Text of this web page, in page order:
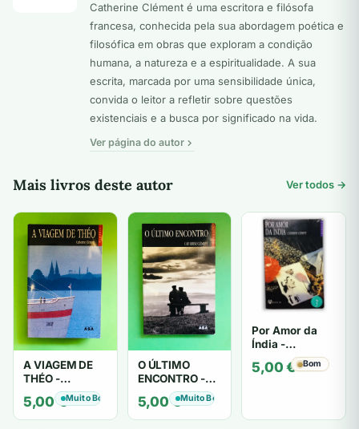
Catherine Clément é uma escritora e filósofa
francesa, conhecida pela sua abordagem poética e
filosófica em obras que exploram a condição
humana, a natureza e a espiritualidade. A sua
escrita, marcada por uma sensibilidade única,
convida o leitor a refletir sobre questões
existenciais e a busca por significado na vida.
Ver página do autor
Mais livros deste autor Ver todos →
A VIAGEM DE
THÉO -
Catherine
Clément
5,00€Muito Bom
O ÚLTIMO
ENCONTRO -
Catherine
Clément
5,00€Muito Bom
Por Amor da
Índia -
Catherine
Clément
5,00€ Bom